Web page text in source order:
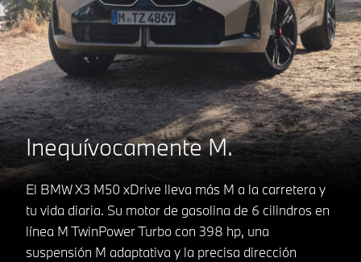
Inequívocamente M.
El BMW X3 M50 xDrive lleva más M a la carretera y
tu vida diaria. Su motor de gasolina de 6 cilindros en
línea M TwinPower Turbo con 398 hp, una
suspensión M adaptativa y la precisa dirección